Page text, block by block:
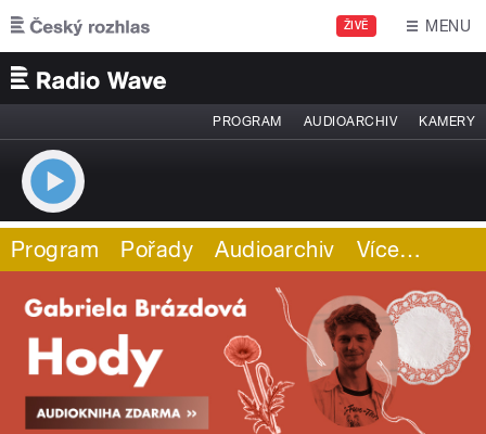
Přejít k hlavnímu obsahu
ŽIVĚ MENU
PROGRAM AUDIOARCHIV KAMERY
Program Pořady Audioarchiv Více…